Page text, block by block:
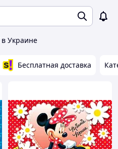
в Украине
Бесплатная доставка